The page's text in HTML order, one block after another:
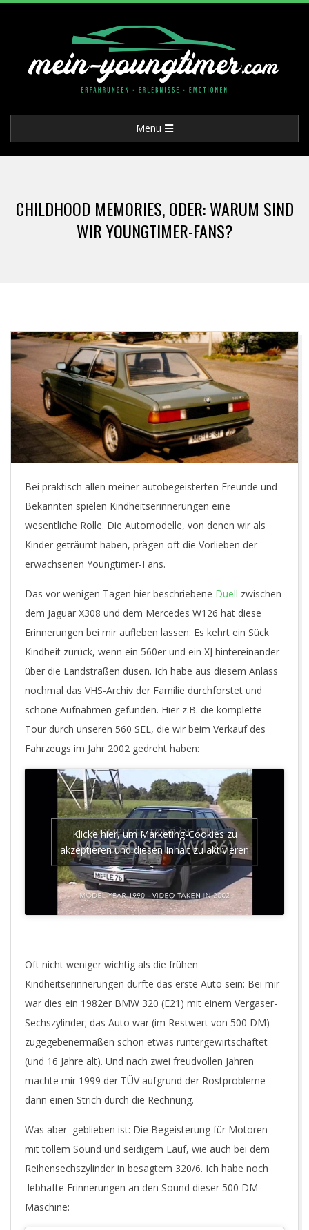
M
E
I
N
O
U
N
G
M
R
C
O
Navigation
Menu
CHILDHOOD MEMORIES, ODER: WARUM SIND
WIR YOUNGTIMER-FANS?
Bei praktisch allen meiner autobegeisterten Freunde und
Bekannten spielen Kindheitserinnerungen eine
wesentliche Rolle. Die Automodelle, von denen wir als
Kinder geträumt haben, prägen oft die Vorlieben der
erwachsenen Youngtimer-Fans.
Das vor wenigen Tagen hier beschriebene Duell zwischen
dem Jaguar X308 und dem Mercedes W126 hat diese
Erinnerungen bei mir aufleben lassen: Es kehrt ein Sück
Kindheit zurück, wenn ein 560er und ein XJ hintereinander
über die Landstraßen düsen. Ich habe aus diesem Anlass
nochmal das VHS-Archiv der Familie durchforstet und
schöne Aufnahmen gefunden. Hier z.B. die komplette
Tour durch unseren 560 SEL, die wir beim Verkauf des
Fahrzeugs im Jahr 2002 gedreht haben:
Klicke hier, um Marketing-Cookies zu
akzeptieren und diesen Inhalt zu aktivieren
Oft nicht weniger wichtig als die frühen
Kindheitserinnerungen dürfte das erste Auto sein: Bei mir
war dies ein 1982er BMW 320 (E21) mit einem Vergaser-
Sechszylinder; das Auto war (im Restwert von 500 DM)
zugegebenermaßen schon etwas runtergewirtschaftet
(und 16 Jahre alt). Und nach zwei freudvollen Jahren
machte mir 1999 der TÜV aufgrund der Rostprobleme
dann einen Strich durch die Rechnung.
Was aber geblieben ist: Die Begeisterung für Motoren
mit tollem Sound und seidigem Lauf, wie auch bei dem
Reihensechszylinder in besagtem 320/6. Ich habe noch
lebhafte Erinnerungen an den Sound dieser 500 DM-
Maschine: